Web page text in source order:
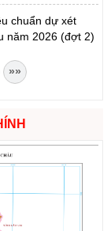
chuẩn dự xét
năm 2026 (đợt 2)
»»